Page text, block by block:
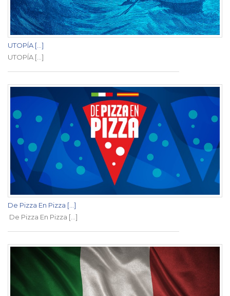
UTOPÍA [...]
UTOPÍA [...]
De Pizza En Pizza [...]
De Pizza En Pizza [...]